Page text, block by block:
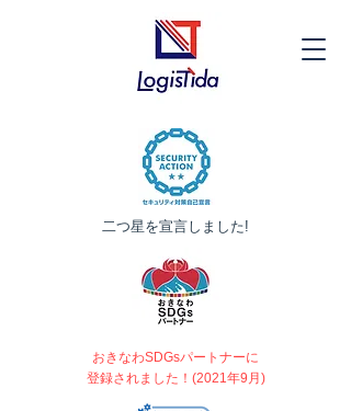
​二つ星を宣言しました!
おきなわSDGsパートナーに
登録されました！(2021年9月)